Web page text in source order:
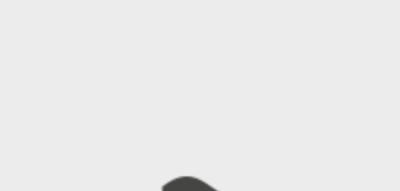
GALLERY